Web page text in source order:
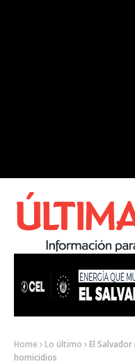
Home Lo último
El
homicidios